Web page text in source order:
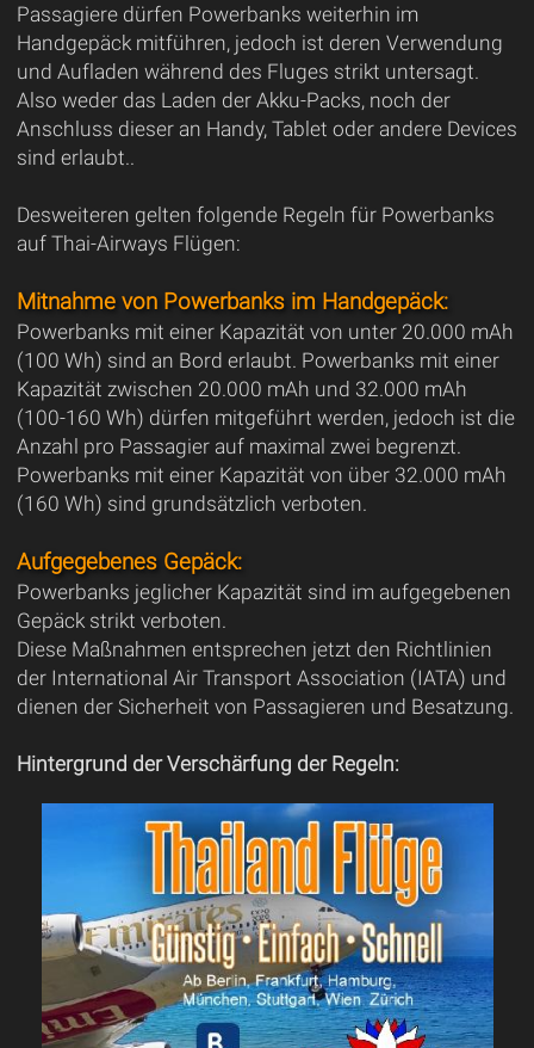
Passagiere dürfen Powerbanks weiterhin im
Handgepäck mitführen, jedoch ist deren Verwendung
und Aufladen während des Fluges strikt untersagt.
Also weder das Laden der Akku-Packs, noch der
Anschluss dieser an Handy, Tablet oder andere Devices
sind erlaubt..
Desweiteren gelten folgende Regeln für Powerbanks
auf Thai-Airways Flügen:
Mitnahme von Powerbanks im Handgepäck:
Powerbanks mit einer Kapazität von unter 20.000 mAh
(100 Wh) sind an Bord erlaubt. Powerbanks mit einer
Kapazität zwischen 20.000 mAh und 32.000 mAh
(100-160 Wh) dürfen mitgeführt werden, jedoch ist die
Anzahl pro Passagier auf maximal zwei begrenzt.
Powerbanks mit einer Kapazität von über 32.000 mAh
(160 Wh) sind grundsätzlich verboten.
Aufgegebenes Gepäck:
Powerbanks jeglicher Kapazität sind im aufgegebenen
Gepäck strikt verboten.
Diese Maßnahmen entsprechen jetzt den Richtlinien
der International Air Transport Association (IATA) und
dienen der Sicherheit von Passagieren und Besatzung.
Hintergrund der Verschärfung der Regeln: